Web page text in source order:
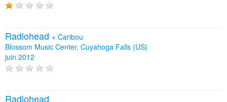
Radiohead + Caribou
Blossom Music Center, Cuyahoga Falls (US)
juin 2012
Radiohead